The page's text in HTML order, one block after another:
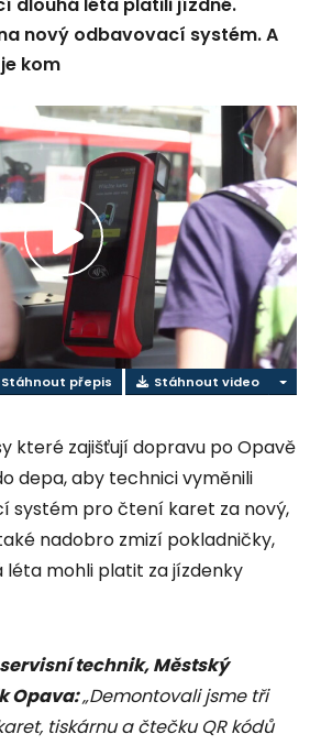
dlouhá léta platili jízdné.
nový odbavovací systém. A
kom
Přehrát
video
Stáhnout přepis Stáhnout video
které zajišťují dopravu po Opavě
depa, aby technici vyměnili
systém pro čtení karet za nový,
nadobro zmizí pokladničky,
léta mohli platit za jízdenky
technik, Městský
Opava:„Demontovali jsme tři
tiskárnu a čtečku QR kódů